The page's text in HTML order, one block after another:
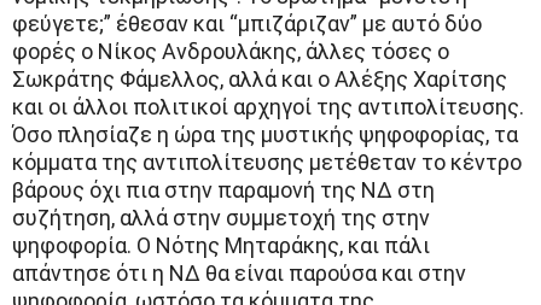
φεύγετε;” έθεσαν και “μπιζάριζαν” με αυτό δύο
φορές ο Νίκος Ανδρουλάκης, άλλες τόσες ο
Σωκράτης Φάμελλος, αλλά και ο Αλέξης Χαρίτσης
και οι άλλοι πολιτικοί αρχηγοί της αντιπολίτευσης.
Όσο πλησίαζε η ώρα της μυστικής ψηφοφορίας, τα
κόμματα της αντιπολίτευσης μετέθεταν το κέντρο
βάρους όχι πια στην παραμονή της ΝΔ στη
συζήτηση, αλλά στην συμμετοχή της στην
ψηφοφορία. Ο Νότης Μηταράκης, και πάλι
απάντησε ότι η ΝΔ θα είναι παρούσα και στην